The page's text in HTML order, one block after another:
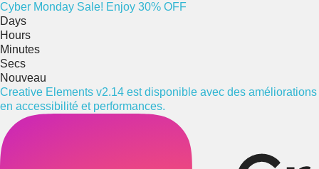
Cyber Monday Sale! Enjoy 30% OFF
Days
Hours
Minutes
Secs
Nouveau
Creative Elements v2.14 est disponible avec des améliorations
en accessibilité et performances.